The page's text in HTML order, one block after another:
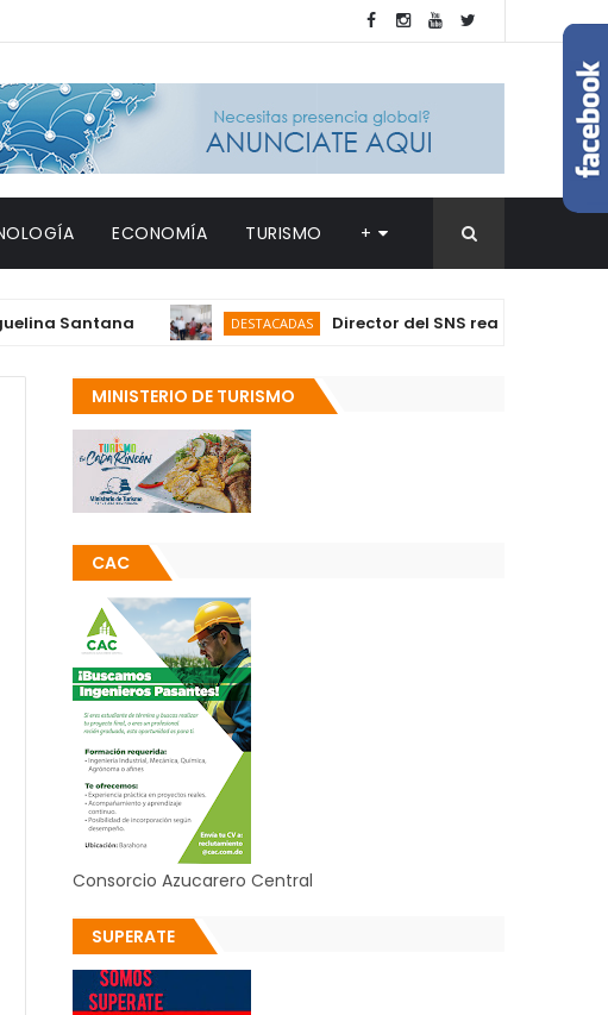
ECONOMÍA TURISMO +
Santana DESTACADAS Director del SNS realiza visita no
MINISTERIO DE TURISMO
CAC
Consorcio Azucarero Central
SUPERATE